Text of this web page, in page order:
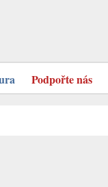
Podpořte nás